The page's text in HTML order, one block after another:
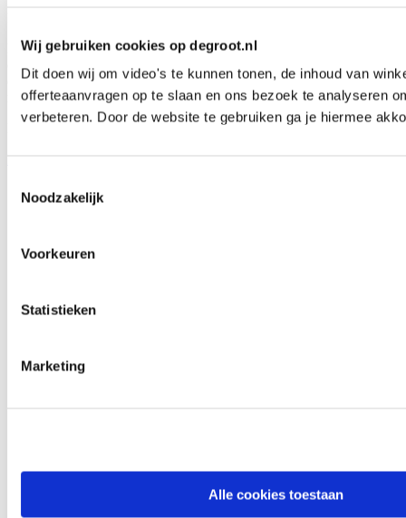
Wij gebruiken cookies op degroot.nl
Dit doen wij om video's te kunnen tonen, de inhoud van
offerteaanvragen op te slaan en ons bezoek te analyseren
verbeteren. Door de website te gebruiken ga je hiermee
Noodzakelijk
Voorkeuren
Statistieken
Marketing
Alle cookies toestaan
De Orma S is een hydraulische koude platenpers voor gecontroleerd
en gelijkmatig persen zonder verwarming. Dankzij de hydraulische
drukverdeling werk je nauwkeurig en reproduceerbaar. Leverbaar in
meerdere uitvoeringen met verschillende persformaten.
Lees meer over Orma S koude platenpers